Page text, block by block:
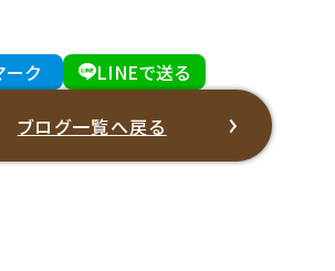
ーク LINEで送る
ブログ一覧へ戻る